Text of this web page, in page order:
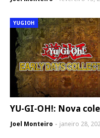
YUGIOH
YU-GI-OH!: Nova
Joel Monteiro janeiro 28,